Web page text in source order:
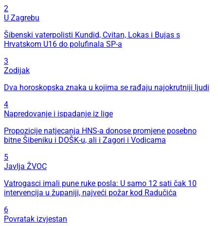
2
U Zagrebu
Šibenski vaterpolisti Kundid, Cvitan, Lokas i Bujas s
Hrvatskom U16 do polufinala SP-a
3
Zodijak
Dva horoskopska znaka u kojima se rađaju najokrutniji ljudi
4
Napredovanje i ispadanje iz lige
Propozicije natjecanja HNS-a donose promjene posebno
bitne Šibeniku i DOŠK-u, ali i Zagori i Vodicama
5
Javlja ŽVOC
Vatrogasci imali pune ruke posla: U samo 12 sati čak 10
intervencija u županiji, najveći požar kod Radučića
6
Povratak izvjestan